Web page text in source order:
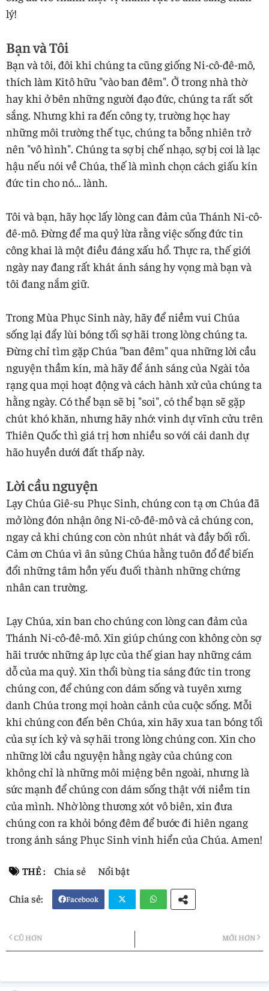
lý!
Bạn và Tôi
Bạn và tôi, đôi khi chúng ta cũng giống Ni-cô-đê-mô,
thích làm Kitô hữu "vào ban đêm". Ở trong nhà thờ
hay khi ở bên những người đạo đức, chúng ta rất sốt
sắng. Nhưng khi ra đến công ty, trường học hay
những môi trường thế tục, chúng ta bỗng nhiên trở
nên "vô hình". Chúng ta sợ bị chế nhạo, sợ bị coi là lạc
hậu nếu nói về Chúa, thế là mình chọn cách giấu kín
đức tin cho nó... lành.
Tôi và bạn, hãy học lấy lòng can đảm của Thánh Ni-cô-
đê-mô. Đừng để ma quỷ lừa rằng việc sống đức tin
công khai là một điều đáng xấu hổ. Thực ra, thế giới
ngày nay đang rất khát ánh sáng hy vọng mà bạn và
tôi đang nắm giữ.
Trong Mùa Phục Sinh này, hãy để niềm vui Chúa
sống lại đẩy lùi bóng tối sợ hãi trong lòng chúng ta.
Đừng chỉ tìm gặp Chúa "ban đêm" qua những lời cầu
nguyện thầm kín, mà hãy để ánh sáng của Ngài tỏa
rạng qua mọi hoạt động và cách hành xử của chúng ta
hằng ngày. Có thể bạn sẽ bị "soi", có thể bạn sẽ gặp
chút khó khăn, nhưng hãy nhớ: vinh dự vĩnh cửu trên
Thiên Quốc thì giá trị hơn nhiều so với cái danh dự
hão huyền dưới đất thấp này.
Lời cầu nguyện
Lạy Chúa Giê-su Phục Sinh, chúng con tạ ơn Chúa đã
mở lòng đón nhận ông Ni-cô-đê-mô và cả chúng con,
ngay cả khi chúng con còn nhút nhát và đầy bối rối.
Cảm ơn Chúa vì ân sủng Chúa hằng tuôn đổ để biến
đổi những tâm hồn yếu đuối thành những chứng
nhân can trường.
Lạy Chúa, xin ban cho chúng con lòng can đảm của
Thánh Ni-cô-đê-mô. Xin giúp chúng con không còn sợ
hãi trước những áp lực của thế gian hay những cám
dỗ của ma quỷ. Xin thổi bùng tia sáng đức tin trong
chúng con, để chúng con dám sống và tuyên xưng
danh Chúa trong mọi hoàn cảnh của cuộc sống. Mỗi
khi chúng con đến bên Chúa, xin hãy xua tan bóng tối
của sự ích kỷ và sợ hãi trong lòng chúng con. Xin cho
những lời cầu nguyện hằng ngày của chúng con
không chỉ là những môi miệng bên ngoài, nhưng là
sức mạnh để chúng con dám sống thật với niềm tin
của mình. Nhờ lòng thương xót vô biên, xin đưa
chúng con ra khỏi bóng đêm để bước đi hiên ngang
trong ánh sáng Phục Sinh vinh hiển của Chúa. Amen!
THẺ : Chia sẻ Nổi bật
Facebook
MỚI HƠN
CŨ HƠN